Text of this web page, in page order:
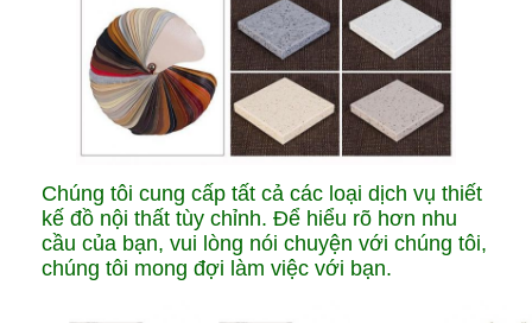
Chúng tôi cung cấp tất cả các loại dịch vụ thiết
kế đồ nội thất tùy chỉnh. Để hiểu rõ hơn nhu
cầu của bạn, vui lòng nói chuyện với chúng tôi,
chúng tôi mong đợi làm việc với bạn.